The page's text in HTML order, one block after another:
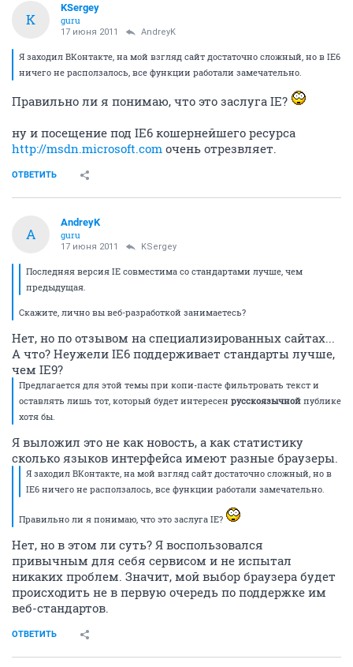
K
KSergey
guru
17 июня 2011 AndreyK
Я заходил ВКонтакте, на мой взгляд сайт достаточно сложный, но в IE6
ничего не расползалось, все функции работали замечательно.
Правильно ли я понимаю, что это заслуга IE?
ну и посещение под IE6 кошернейшего ресурса
http://msdn.microsoft.com очень отрезвляет.
ОТВЕТИТЬ
A
AndreyK
guru
17 июня 2011 KSergey
Последняя версия IE совместима со стандартами лучше, чем
предыдущая.
Скажите, лично вы веб-разработкой занимаетесь?
Нет, но по отзывом на специализированных сайтах...
А что? Неужели IE6 поддерживает стандарты лучше,
чем IE9?
Предлагается для этой темы при копи-пасте фильтровать текст и
оставлять лишь тот, который будет интересен русскоязычной публике
хотя бы.
Я выложил это не как новость, а как статистику
сколько языков интерфейса имеют разные браузеры.
Я заходил ВКонтакте, на мой взгляд сайт достаточно сложный, но в
IE6 ничего не расползалось, все функции работали замечательно.
Правильно ли я понимаю, что это заслуга IE?
Нет, но в этом ли суть? Я воспользовался
привычным для себя сервисом и не испытал
никаких проблем. Значит, мой выбор браузера будет
происходить не в первую очередь по поддержке им
веб-стандартов.
ОТВЕТИТЬ